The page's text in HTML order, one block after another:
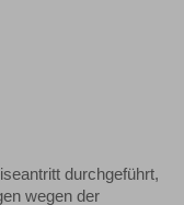
durchgeführt,
wegen der